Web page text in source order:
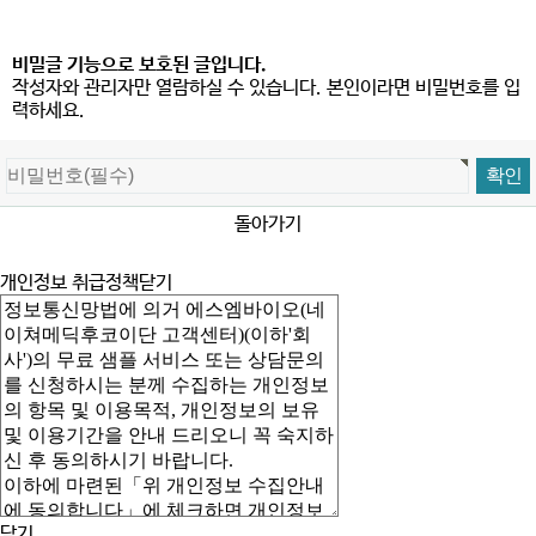
비밀글 기능으로 보호된 글입니다.
작성자와 관리자만 열람하실 수 있습니다. 본인이라면 비밀번호를 입
력하세요.
돌아가기
개인정보 취급정책닫기